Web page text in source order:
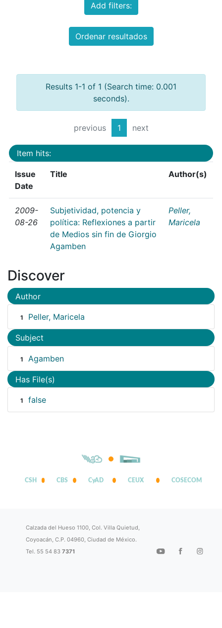
Add filters:
Ordenar resultados
Results 1-1 of 1 (Search time: 0.001
seconds).
previous 1 next
Item hits:
Issue
Date
Title Author(s)
2009-
08-26
Subjetividad, potencia y
política: Reflexiones a partir
de Medios sin fin de Giorgio
Agamben
Peller,
Maricela
Discover
Author
1 Peller, Maricela
Subject
1 Agamben
Has File(s)
1 false
CSH CBS CyAD CEUX COSECOM
Calzada del Hueso 1100, Col. Villa Quietud,
Coyoacán, C.P. 04960, Ciudad de México.
Tel. 55 54 837371